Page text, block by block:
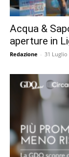
Acqua &
aperture in
Redazione - 31 Luglio